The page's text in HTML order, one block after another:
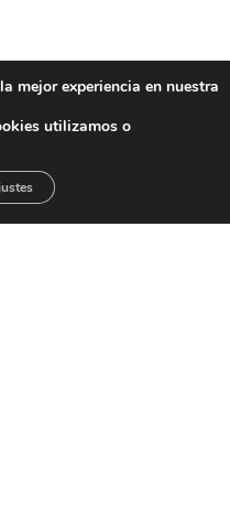
mejor experiencia en nuestra
utilizamos o